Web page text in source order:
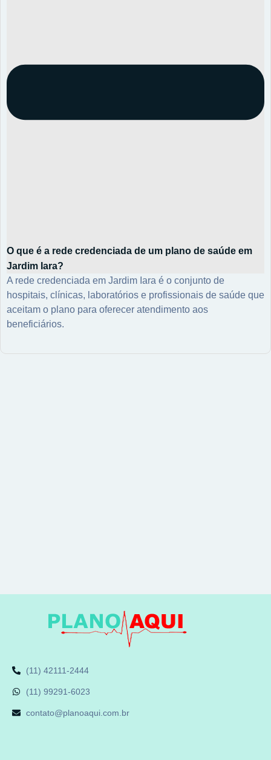
O que é a rede credenciada de um plano de saúde em
Jardim Iara?
A rede credenciada em Jardim Iara é o conjunto de
hospitais, clínicas, laboratórios e profissionais de saúde que
aceitam o plano para oferecer atendimento aos
beneficiários.
(11) 42111-2444
(11) 99291-6023
contato@planoaqui.com.br